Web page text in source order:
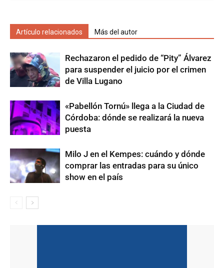
Artículo relacionados Más del autor
Rechazaron el pedido de “Pity” Álvarez
para suspender el juicio por el crimen
de Villa Lugano
«Pabellón Tornú» llega a la Ciudad de
Córdoba: dónde se realizará la nueva
puesta
Milo J en el Kempes: cuándo y dónde
comprar las entradas para su único
show en el país